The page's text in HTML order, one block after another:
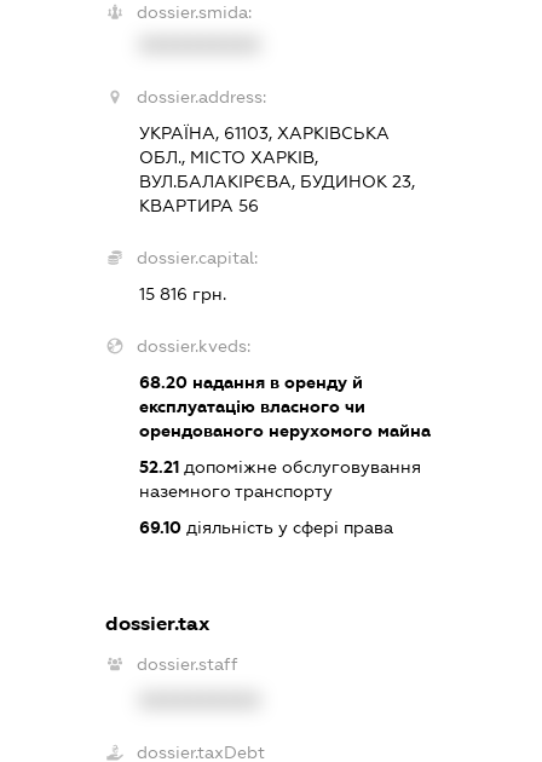
dossier.smida:
dossier.address:
УКРАЇНА, 61103, ХАРКІВСЬКА
ОБЛ., МІСТО ХАРКІВ,
ВУЛ.БАЛАКІРЄВА, БУДИНОК 23,
КВАРТИРА 56
dossier.capital:
15 816 грн.
dossier.kveds:
68.20надання в оренду й
експлуатацію власного чи
орендованого нерухомого майна
52.21допоміжне обслуговування
наземного транспорту
69.10діяльність у сфері права
dossier.tax
dossier.staff
dossier.taxDebt